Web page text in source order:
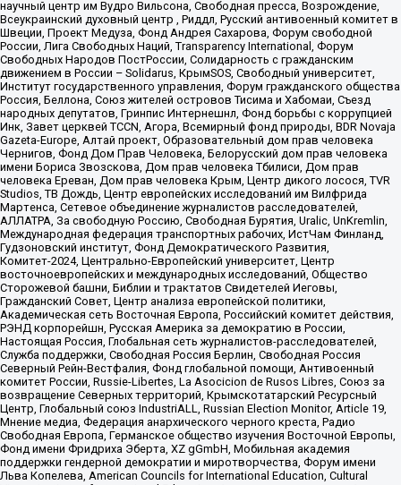
научный центр им Вудро Вильсона, Свободная пресса, Возрождение,
Всеукраинский духовный центр , Риддл, Русский антивоенный комитет в
Швеции, Проект Медуза, Фонд Андрея Сахарова, Форум свободной
России, Лига Свободных Наций, Transparеncy International, Форум
Свободных Народов ПостРоссии, Солидарность с гражданским
движением в России – Solidarus, КрымSOS, Свободный университет,
Институт государственного управления, Форум гражданского общества
Россия, Беллона, Союз жителей островов Тисима и Хабомаи, Съезд
народных депутатов, Гринпис Интернешнл, Фонд борьбы с коррупцией
Инк, Завет церквей TCCN, Агора, Всемирный фонд природы, BDR Novaja
Gazeta-Europe, Алтай проект, Образовательный дом прав человека
Чернигов, Фонд Дом Прав Человека, Белорусский дом прав человека
имени Бориса Звозскова, Дом прав человека Тбилиси, Дом прав
человека Ереван, Дом прав человека Крым, Центр дикого лосося, TVR
Studios, ТВ Дождь, Центр европейских исследований им Вилфрида
Мартенса, Сетевое объединение журналистов расследователей,
АЛЛАТРА, За свободную Россию, Свободная Бурятия, Uralic, UnKremlin,
Международная федерация транспортных рабочих, ИстЧам Финланд,
Гудзоновский институт, Фонд Демократического Развития,
Комитет-2024, Центрально-Европейский университет, Центр
восточноевропейских и международных исследований, Общество
Сторожевой башни, Библии и трактатов Свидетелей Иеговы,
Гражданский Совет, Центр анализа европейской политики,
Академическая сеть Восточная Европа, Российский комитет действия,
РЭНД корпорейшн, Русская Америка за демократию в России,
Настоящая Россия, Глобальная сеть журналистов-расследователей,
Служба поддержки, Свободная Россия Берлин, Свободная Россия
Северный Рейн-Вестфалия, Фонд глобальной помощи, Антивоенный
комитет России, Russie-Libertes, La Asocicion de Rusos Libres, Союз за
возвращение Северных территорий, Крымскотатарский Ресурсный
Центр, Глобальный союз IndustriALL, Russian Election Monitor, Article 19,
Мнение медиа, Федерация анархического черного креста, Радио
Свободная Европа, Германское общество изучения Восточной Европы,
Фонд имени Фридриха Эберта, XZ gGmbH, Мобильная академия
поддержки гендерной демократии и миротворчества, Форум имени
Льва Копелева, American Councils for International Education, Cultural